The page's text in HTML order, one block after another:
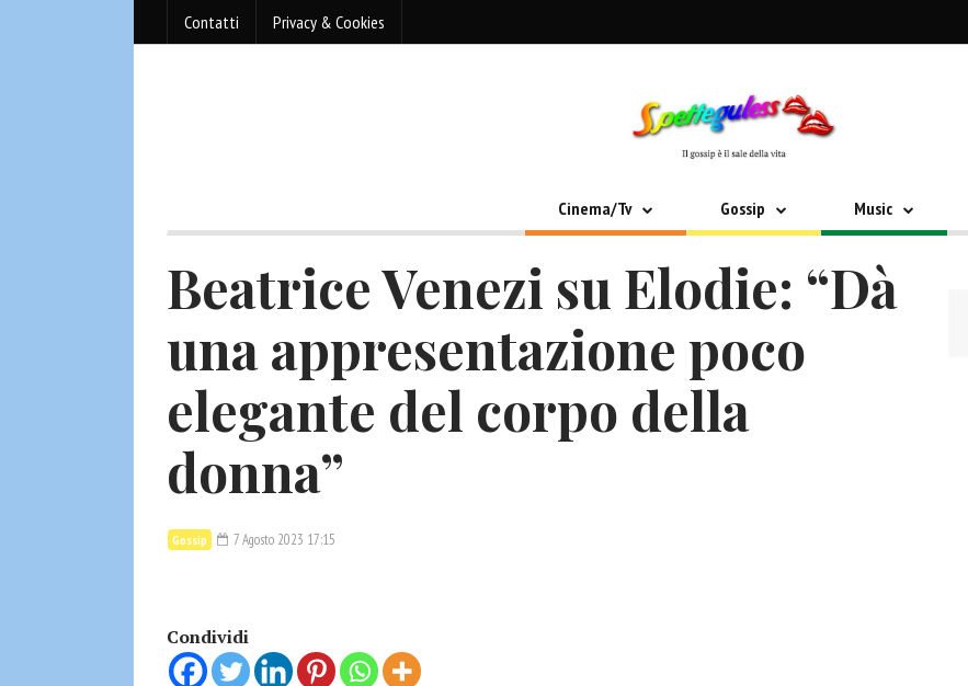
Contatti Privacy & Cookies
Cinema/Tv Gossip Music
Beatrice Venezi su Elodie: “Dà
una appresentazione poco
elegante del corpo della
donna”
Gossip 7 Agosto 2023 17:15
Condividi